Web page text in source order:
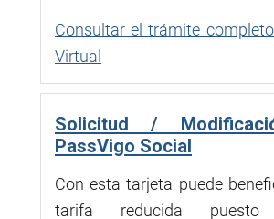
Consultar el trámite
Virtual
Solicitud /
PassVigo Social
Con esta tarjeta puede
tarifa reducida